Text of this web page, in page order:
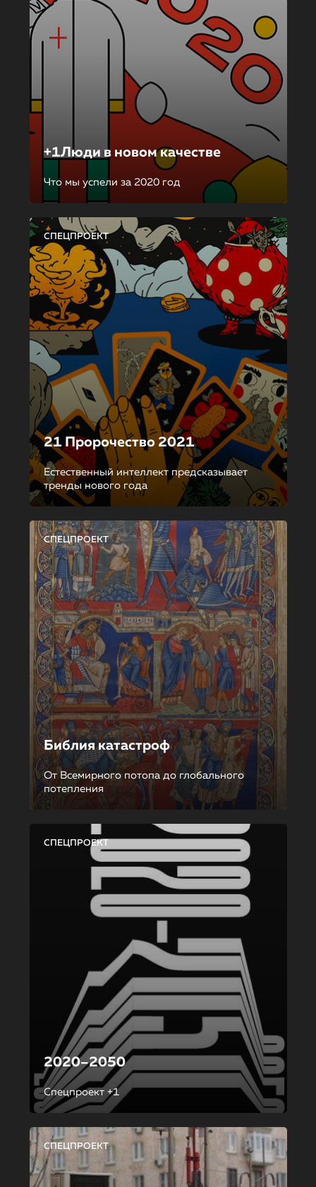
+1Люди в новом качестве
Что мы успели за 2020 год
СПЕЦПРОЕКТ
21 Пророчество 2021
Естественный интеллект предсказывает
тренды нового года
СПЕЦПРОЕКТ
Библия катастроф
От Всемирного потопа до глобального
потепления
СПЕЦПРОЕКТ
2020–2050
Спецпроект +1
СПЕЦПРОЕКТ